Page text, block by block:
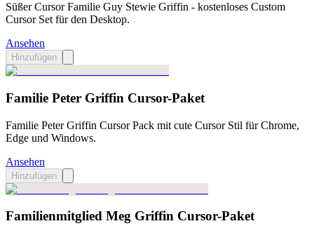
Süßer Cursor Familie Guy Stewie Griffin - kostenloses Custom
Cursor Set für den Desktop.
Ansehen
Hinzufügen
Familie Peter Griffin Cursor-Paket
Familie Peter Griffin Cursor Pack mit cute Cursor Stil für Chrome,
Edge und Windows.
Ansehen
Hinzufügen
Familienmitglied Meg Griffin Cursor-Paket